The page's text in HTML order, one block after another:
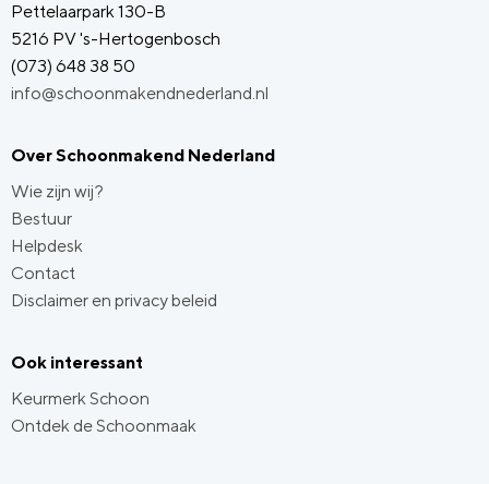
Pettelaarpark 130-B
5216 PV 's-Hertogenbosch
(073) 648 38 50
info@schoonmakendnederland.nl
Over Schoonmakend Nederland
Wie zijn wij?
Bestuur
Helpdesk
Contact
Disclaimer en privacy beleid
Ook interessant
Keurmerk Schoon
Ontdek de Schoonmaak